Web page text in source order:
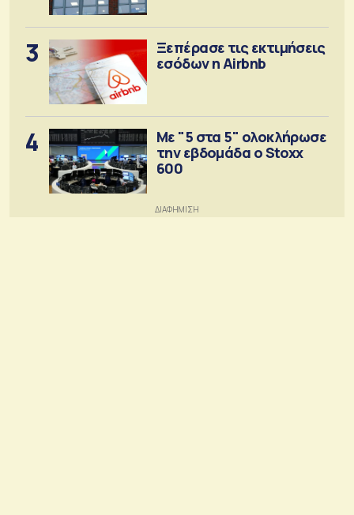
3
Ξεπέρασε τις εκτιμήσεις
εσόδων η Airbnb
4
Με "5 στα 5" ολοκλήρωσε
την εβδομάδα ο Stoxx
600